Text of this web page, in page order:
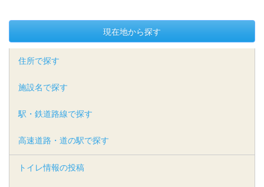
現在地から探す
住所で探す
施設名で探す
駅・鉄道路線で探す
高速道路・道の駅で探す
トイレ情報の投稿